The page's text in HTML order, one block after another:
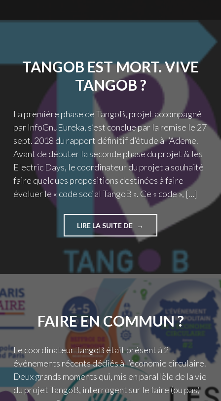
NOUVEAU
TANGOB EST MORT. VIVE
TANGOB ?
La première phase de TangoB, projet accompagné
par InfoGnuEureka, s’est conclue par la remise le 27
sept. 2018 du rapport définitif d’étude à l’Ademe.
Avant de débuter la seconde phase du projet & les
Electric Days, le coordinateur du projet a souhaité
faire quelques propositions destinées à faire
évoluer le « code social TangoB ». Ce « code », […]
LIRE LA SUITE DE
"TANGOB
EST
TANGOB ?"
FAIRE EN COMMUN ?
Le coordinateur TangoB était présent à 2
événements récents dédiés à l’économie circulaire.
Deux grands moments qui, mis en parallèle de la vie
du projet TangoB, interrogent sur le faire (ou pas)